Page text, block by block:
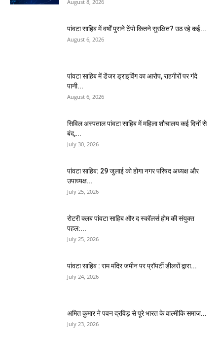
August 8, 2026
पांवटा साहिब में वर्षों पुराने टेंपो कितने सुरक्षित? उठ रहे कई...
August 6, 2026
पांवटा साहिब में डेंजर ड्राइविंग का आरोप, राहगीरों पर गंदे
पानी...
August 6, 2026
सिविल अस्पताल पांवटा साहिब में महिला शौचालय कई दिनों से
बंद,...
July 30, 2026
पांवटा साहिब: 29 जुलाई को होगा नगर परिषद अध्यक्ष और
उपाध्यक्ष...
July 25, 2026
​रोटरी क्लब पांवटा साहिब और द स्कॉलर्स होम की संयुक्त
पहल:...
July 25, 2026
पांवटा साहिब : राम मंदिर जमीन पर प्रॉपर्टी डीलरों द्वारा...
July 24, 2026
अमित कुमार ने पवन द्रविड़ से पूरे भारत के वाल्मीकि समाज...
July 23, 2026